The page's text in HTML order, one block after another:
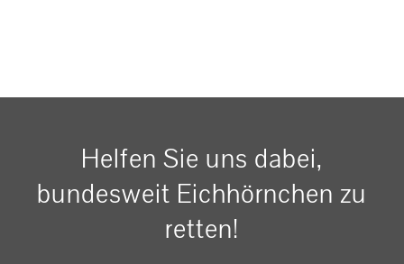
Helfen Sie uns dabei,
bundesweit Eichhörnchen zu
retten!